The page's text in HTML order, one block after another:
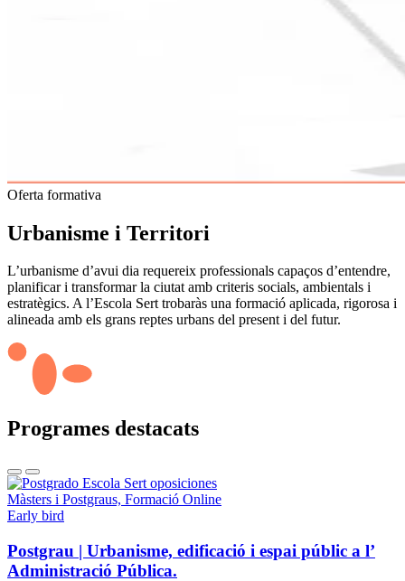
Oferta formativa
Urbanisme i Territori
L’urbanisme d’avui dia requereix professionals capaços d’entendre,
planificar i transformar la ciutat amb criteris socials, ambientals i
estratègics. A l’Escola Sert trobaràs una formació aplicada, rigorosa i
alineada amb els grans reptes urbans del present i del futur.
Programes destacats
Màsters i Postgraus, Formació Online
Early bird
Postgrau | Urbanisme, edificació i espai públic a l’
Administració Pública.